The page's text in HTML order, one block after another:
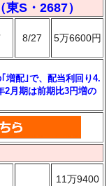
S・2687）
8/27 5万6600円
増配｣で、配当利回り4.
2月期は前期比3円増の
11万9400